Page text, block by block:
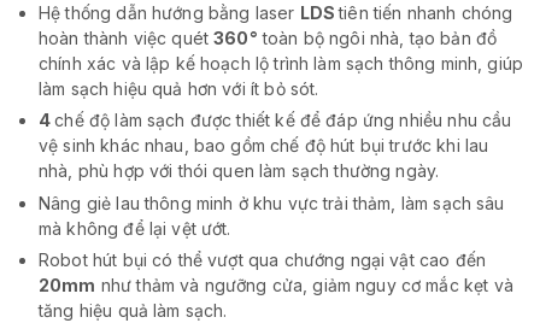
Hệ thống dẫn hướng bằng laser LDStiên tiến nhanh chóng
hoàn thành việc quét360° toàn bộ ngôi nhà, tạo bản đồ
chính xác và lập kế hoạch lộ trình làm sạch thông minh, giúp
làm sạch hiệu quả hơn với ít bỏ sót.
4chế độ làm sạch được thiết kế để đáp ứng nhiều nhu cầu
vệ sinh khác nhau, bao gồm chế độ hút bụi trước khi lau
nhà, phù hợp với thói quen làm sạch thường ngày.
Nâng giẻ lau thông minh ở khu vực trải thảm, làm sạch sâu
mà không để lại vệt ướt.
Robot hút bụi có thể vượt qua chướng ngại vật cao đến
20mm như thảm và ngưỡng cửa, giảm nguy cơ mắc kẹt và
tăng hiệu quả làm sạch.